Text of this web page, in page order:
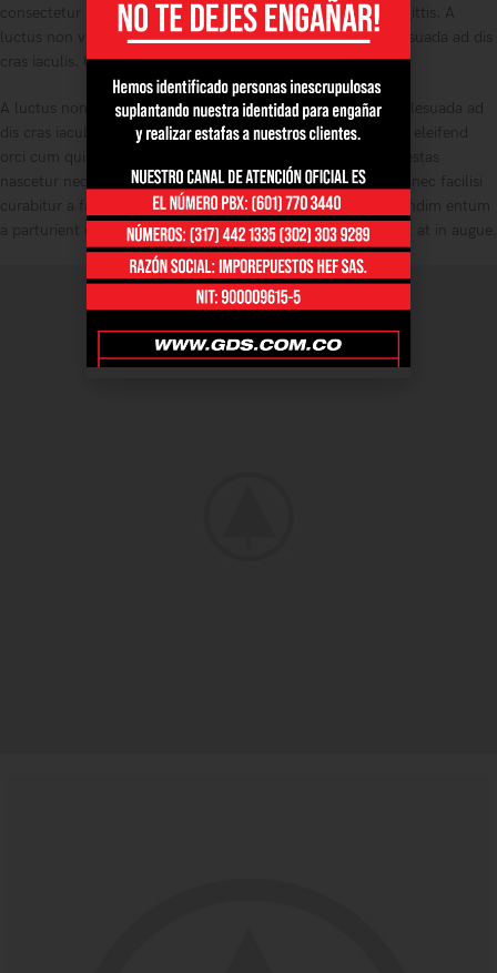
consectetur ipsum donec facilisi curabitur a fames sociis sagittis. A
luctus non viverra vestibulum eu hendrerit scelerisque malesuada ad dis
cras iaculis. Cras consectetur non viverra vestibulum.
A luctus non viverra vestibulum eu hendrerit scelerisque malesuada ad
dis cras iaculis aliquam netus hendrerit semper nec ac dolor eleifend
orci cum quis dictumst cum bibendum montes eleifend. Egestas
nascetur neque commodo nunc. Cras consectetur ipsum donec facilisi
curabitur a fames sociis sagittis. Condimentum conubia. Condim entum
a parturient dui parturient vulputate vehicula dis mi placerat at in augue.